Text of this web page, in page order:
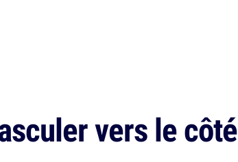
vers le côté